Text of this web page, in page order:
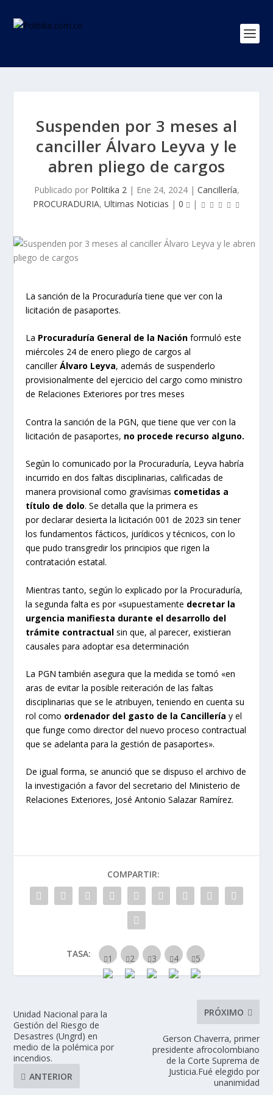
Suspenden por 3 meses al
canciller Álvaro Leyva y le
abren pliego de cargos
Publicado por Politika 2| Ene 24, 2024| Cancillería,
PROCURADURIA, Ultimas Noticias | 0 |
La sanción de la Procuraduría tiene que ver con la
licitación de pasaportes.
La Procuraduría General de la Nación formuló este
miércoles 24 de enero pliego de cargos al
cancillerÁlvaro Leyva, además de suspenderlo
provisionalmente del ejercicio del cargo como ministro
de Relaciones Exteriores por tres meses
Contra la sanción de la PGN, que tiene que ver con la
licitación de pasaportes, no procede recurso alguno.
Según lo comunicado por la Procuraduría, Leyva habría
incurrido en dos faltas disciplinarias, calificadas de
manera provisional como gravísimas cometidas a
título de dolo. Se detalla que la primera es
por declarar desierta la licitación 001 de 2023 sin tener
los fundamentos fácticos, jurídicos y técnicos, con lo
que pudo transgredir los principios que rigen la
contratación estatal.
Mientras tanto, según lo explicado por la Procuraduría,
la segunda falta es por «supuestamente decretar la
urgencia manifiesta durante el desarrollo del
trámite contractualsin que, al parecer, existieran
causales para adoptar esa determinación
La PGN también asegura que la medida se tomó «en
aras de evitar la posible reiteración de las faltas
disciplinarias que se le atribuyen, teniendo en cuenta su
rol como ordenador del gasto de la Cancilleríay el
que funge como director del nuevo proceso contractual
que se adelanta para la gestión de pasaportes».
De igual forma, se anunció que se dispuso el archivo de
la investigación a favor del secretario del Ministerio de
Relaciones Exteriores, José Antonio Salazar Ramírez.
COMPARTIR:
TASA:
Unidad Nacional para la
Gestión del Riesgo de
Desastres (Ungrd) en
medio de la polémica por
incendios.
ANTERIOR
PRÓXIMO
Gerson Chaverra, primer
presidente afrocolombiano
de la Corte Suprema de
Justicia.Fué elegido por
unanimidad